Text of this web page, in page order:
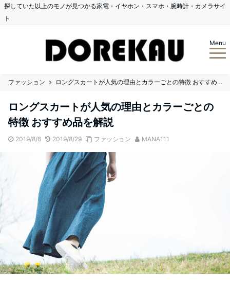
探していた以上のモノが見つかる家電・イヤホン・スマホ・腕時計・カメラサイ
ト
Menu
ファッション ロングスカートが人気の理由とカラーごとの特徴 おすすめ品を解説
ロングスカートが人気の理由とカラーごとの
特徴 おすすめ品を解説
2019/8/6 2019/8/29 ファッション MANA111